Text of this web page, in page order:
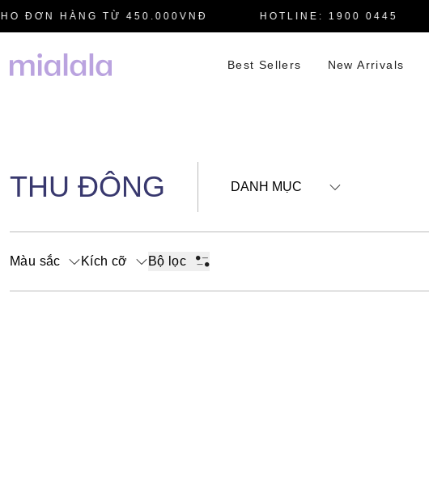
ĐƠN HÀNG TỪ 450.000VNĐ HOTLINE: 1900 0445
Best Sellers New Arrivals
THU ĐÔNG DANH MỤC
Màu sắc Kích cỡ Bộ lọc